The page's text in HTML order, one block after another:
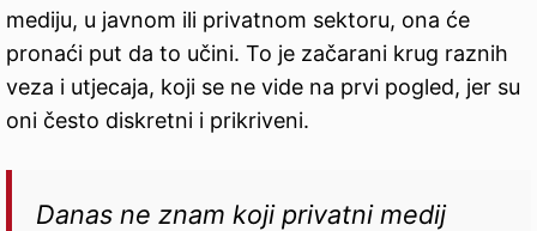
mediju, u javnom ili privatnom sektoru, ona će
pronaći put da to učini. To je začarani krug raznih
veza i utjecaja, koji se ne vide na prvi pogled, jer su
oni često diskretni i prikriveni.
Danas ne znam koji privatni medij